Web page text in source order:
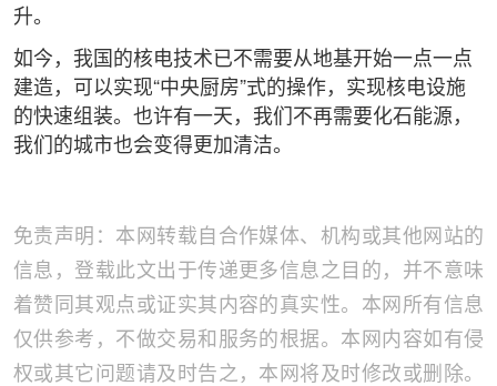
升。
如今，我国的核电技术已不需要从地基开始一点一点
建造，可以实现“中央厨房”式的操作，实现核电设施
的快速组装。也许有一天，我们不再需要化石能源，
我们的城市也会变得更加清洁。
免责声明：本网转载自合作媒体、机构或其他网站的
信息，登载此文出于传递更多信息之目的，并不意味
着赞同其观点或证实其内容的真实性。本网所有信息
仅供参考，不做交易和服务的根据。本网内容如有侵
权或其它问题请及时告之，本网将及时修改或删除。